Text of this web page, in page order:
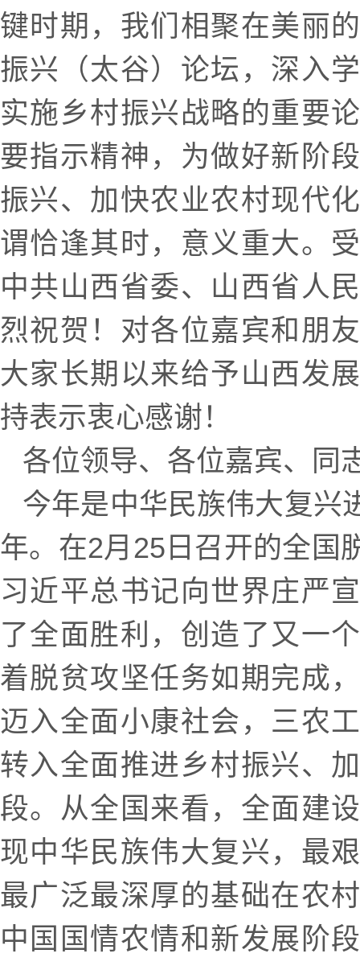
键时期，我们相聚在美丽
振兴（太谷）论坛，深入
实施乡村振兴战略的重要
要指示精神，为做好新阶
振兴、加快农业农村现代
谓恰逢其时，意义重大。
中共山西省委、山西省人
烈祝贺！对各位嘉宾和朋
大家长期以来给予山西发
持表示衷心感谢！
各位领导、各位嘉宾、同
今年是中华民族伟大复兴
年。在2月25日召开的全国
习近平总书记向世界庄严
了全面胜利，创造了又一
着脱贫攻坚任务如期完成
迈入全面小康社会，三农
转入全面推进乡村振兴、
段。从全国来看，全面建
现中华民族伟大复兴，最
最广泛最深厚的基础在农
中国国情农情和新发展阶